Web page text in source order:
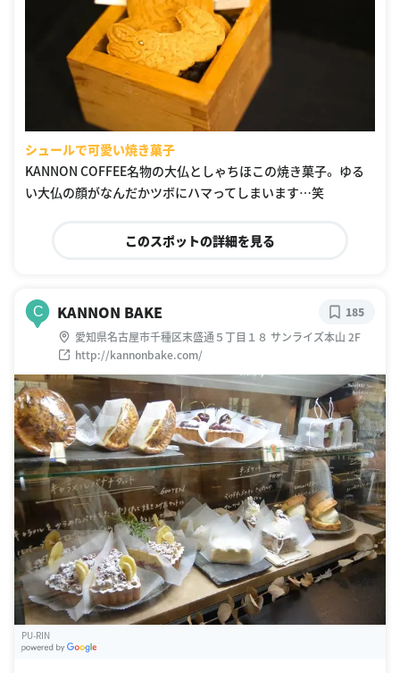
シュールで可愛い焼き菓子
KANNON COFFEE名物の大仏としゃちほこの焼き菓子。 ゆる
い大仏の顔がなんだかツボにハマってしまいます…笑
このスポットの詳細を見る
C KANNON BAKE
愛知県名古屋市千種区末盛通５丁目１８ サンライズ本山 2F
http://kannonbake.com/
185
PU-RIN